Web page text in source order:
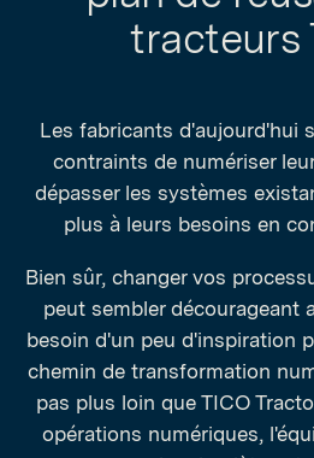
tracteurs
Les fabricants d'aujourd'hui
contraints de numériser
dépasser les systèmes
plus à leurs besoins en
Bien sûr, changer vos
peut sembler décourageant
besoin d'un peu d'inspiration
chemin de transformation
pas plus loin que TICO
opérations numériques,